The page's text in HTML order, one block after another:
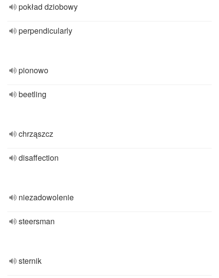
pokład dziobowy
perpendicularly
pionowo
beetling
chrząszcz
disaffection
niezadowolenie
steersman
sternik